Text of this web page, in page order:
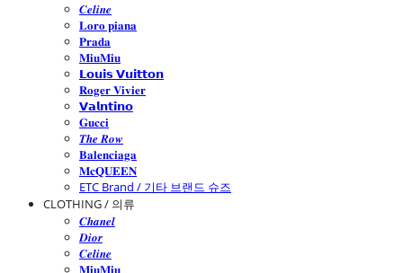
𝑪𝒆𝒍𝒊𝒏𝒆
𝐋𝐨𝐫𝐨 𝐩𝐢𝐚𝐧𝐚
𝐏𝐫𝐚𝐝𝐚
𝐌𝐢𝐮𝐌𝐢𝐮
𝗟𝗼𝘂𝗶𝘀 𝗩𝘂𝗶𝘁𝘁𝗼𝗻
𝐑𝐨𝐠𝐞𝐫 𝐕𝐢𝐯𝐢𝐞𝐫
𝗩𝗮𝗹𝗻𝘁𝗶𝗻𝗼
𝐆𝐮𝐜𝐜𝐢
𝑻𝒉𝒆 𝑹𝒐𝒘
𝐁𝐚𝐥𝐞𝐧𝐜𝐢𝐚𝐠𝐚
𝐌𝐜𝐐𝐔𝐄𝐄𝐍
ETC Brand / 기타 브랜드 슈즈
CLOTHING / 의류
𝑪𝒉𝒂𝒏𝒆𝒍
𝑫𝒊𝒐𝒓
𝑪𝒆𝒍𝒊𝒏𝒆
𝐌𝐢𝐮𝐌𝐢𝐮